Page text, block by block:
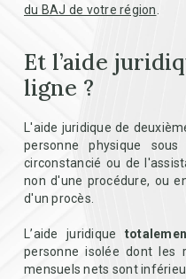
du BAJ de votre région
Et l’aide
ligne ?
L'aide juridique de
personne physique
circonstancié ou de
non d'une procédure, ou
d'un procès.
L’aide juridique
personne isolée dont les
mensuels nets sont